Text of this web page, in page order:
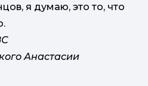
я думаю, это то, что
Анастасии